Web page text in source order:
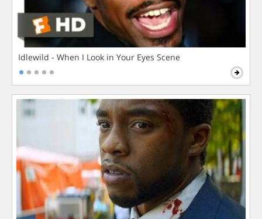
Idlewild - When I Look in Your Eyes Scene